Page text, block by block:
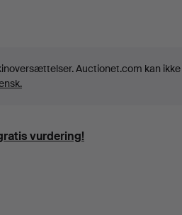
Auctionet.com kan
vurdering!